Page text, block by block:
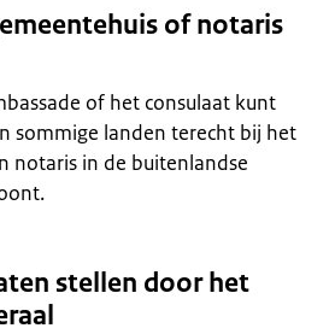
of notaris
of het consulaat kunt
sommige landen terecht bij het
notaris in de buitenlandse
stellen door het